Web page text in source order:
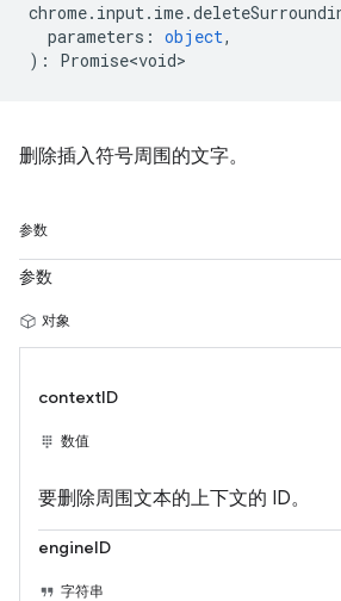
chrome. input. ime.
parameters : object,
) : Promise<void>
删除插入符号周围的文字。
参数
参数
对象
contextID
数值
要删除周围文本的上下文的 ID。
engineID
字符串